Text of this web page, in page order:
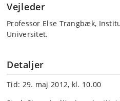
Vejleder
Professor Else Trangbæk,
Universitet.
Detaljer
Tid: 29. maj 2012, kl. 10.00